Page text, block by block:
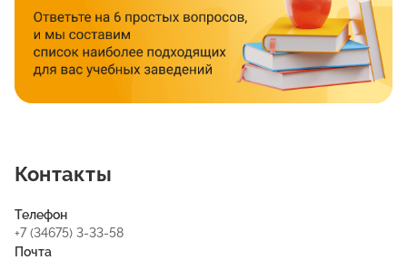
Контакты
Телефон
+7 (34675) 3-33-58
Почта